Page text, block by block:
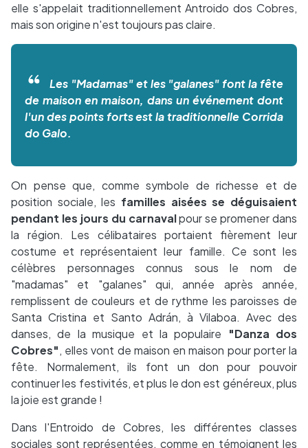
elle s'appelait traditionnellement Antroido dos Cobres,
mais son origine n'est toujours pas claire.
Les "Madamas" et les "galanes" font la fête
de maison en maison, dans un événement dont
l'un des points forts est la traditionnelle Corrida
do Galo.
On pense que, comme symbole de richesse et de
position sociale, les familles aisées se déguisaient
pendant les jours du carnavalpour se promener dans
la région. Les célibataires portaient fièrement leur
costume et représentaient leur famille. Ce sont les
célèbres personnages connus sous le nom de
"madamas" et "galanes" qui, année après année,
remplissent de couleurs et de rythme les paroisses de
Santa Cristina et Santo Adrán, à Vilaboa. Avec des
danses, de la musique et la populaire
"Danza dos
Cobres", elles vont de maison en maison pour porter la
fête. Normalement, ils font un don pour pouvoir
continuer les festivités, et plus le don est généreux, plus
la joie est grande !
Dans l'Entroido de Cobres, les différentes classes
sociales sont représentées, comme en témoignent les